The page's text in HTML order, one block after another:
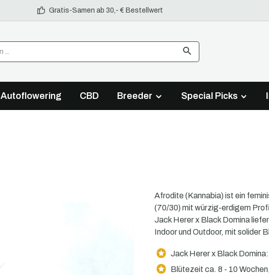
Gratis-Samen ab 30,- € Bestellwert
Autoflowering CBD Breeder Special Picks
Afrodite (Kannabia) ist ein
(70/30) mit würzig-erdigem
Jack Herer x Black Domina
Indoor und Outdoor, mit solider
Jack Herer x Black
Blütezeit ca. 8 - 10